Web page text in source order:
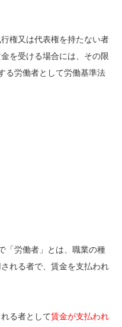
権又は代表権を持たない者
を受ける場合には、その限
る労働者として労働基準法
「労働者」とは、職業の種
れる者で、賃金を支払われ
る者として賃金が支払われ